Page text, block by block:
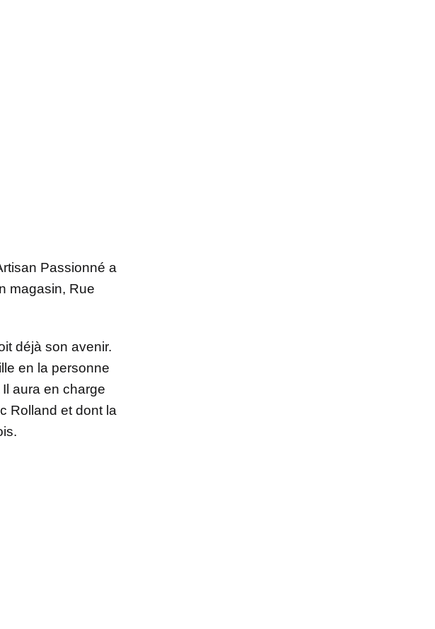
Passionné a
magasin, Rue
déjà son avenir.
en la personne
aura en charge
Rolland et dont la